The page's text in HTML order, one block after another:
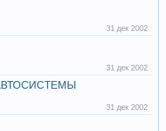
31 дек 2002
31 дек 2002
31 дек 2002